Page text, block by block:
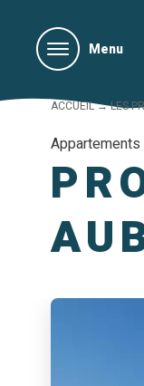
Menu
ACCUEIL→LES